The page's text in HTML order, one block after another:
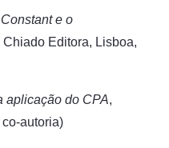
e o
Chiado Editora, Lisboa,
aplicação do CPA,
autoria)